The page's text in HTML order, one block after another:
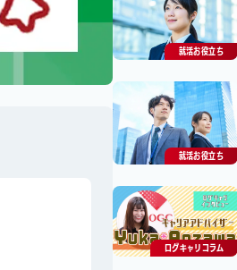
就活お役立ち
就活お役立ち
ログキャリコラム